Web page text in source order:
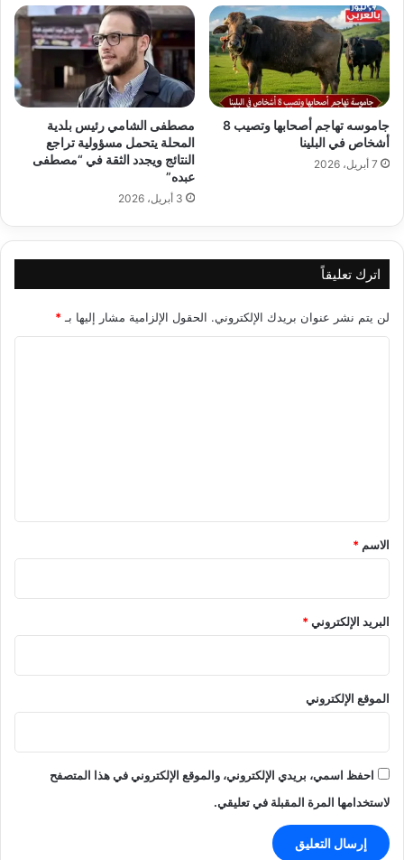
جاموسه تهاجم أصحابها وتصيب 8
أشخاص في البلينا
7 أبريل، 2026
مصطفى الشامي رئيس بلدية
المحلة يتحمل مسؤولية تراجع
النتائج ويجدد الثقة في “مصطفى
عبده”
3 أبريل، 2026
اترك تعليقاً
لن يتم نشر عنوان بريدك الإلكتروني. الحقول الإلزامية مشار إليها بـ *
*
الاسم *
البريد الإلكتروني*
الموقع الإلكتروني
احفظ اسمي، بريدي الإلكتروني، والموقع الإلكتروني في هذا المتصفح
لاستخدامها المرة المقبلة في تعليقي.